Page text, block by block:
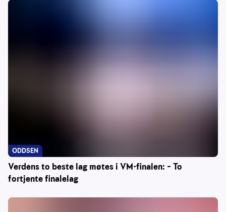
Verdens to beste lag møtes i VM-finalen: – To
fortjente finalelag
ODDSEN